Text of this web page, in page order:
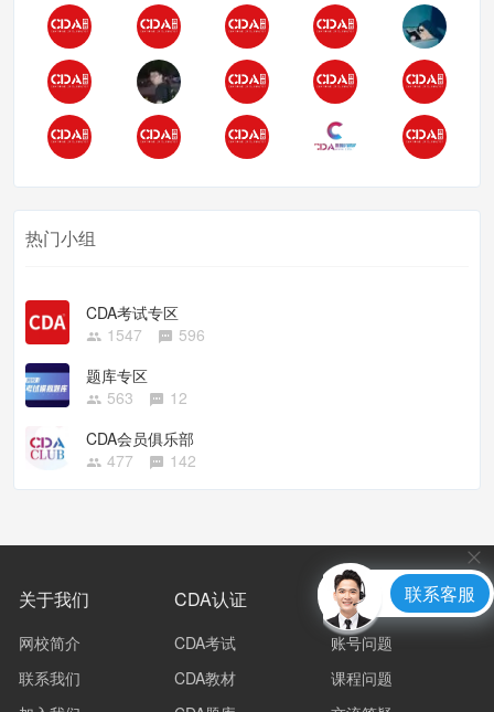
热门小组
CDA考试专区
1547
596
题库专区
563
12
CDA会员俱乐部
477
142
关于我们
网校简介
联系我们
CDA认证
CDA考试
CDA教材
常见问题
账号问题
课程问题
联系客服